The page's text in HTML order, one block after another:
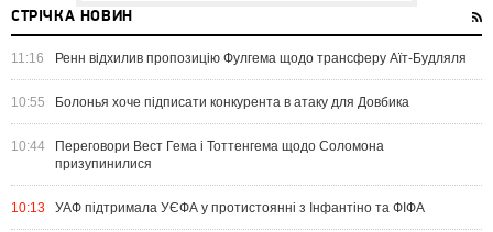
СТРІЧКА НОВИН
11:16 Ренн відхилив пропозицію Фулгема щодо трансферу Аїт-Будляля
10:55 Болонья хоче підписати конкурента в атаку для Довбика
10:44
Переговори Вест Гема і Тоттенгема щодо Соломона
призупинилися
10:13 УАФ підтримала УЄФА у протистоянні з Інфантіно та ФІФА